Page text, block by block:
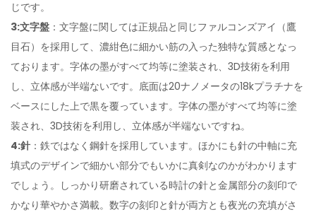
じです。
3:文字盤 ：文字盤に関しては正規品と同じファルコンズアイ（鷹
目石）を採用して、濃紺色に細かい筋の入った独特な質感となっ
ております。字体の墨がすべて均等に塗装され、3D技術を利用
し、立体感が半端ないです。底面は20ナノメータの18kプラチナを
ベースにした上で黒を覆っています。字体の墨がすべて均等に塗
装され、3D技術を利用し、立体感が半端ないですね。
4:針 ：鉄ではなく鋼針を採用しています。ほかにも針の中軸に充
填式のデザインで細かい部分でもいかに真剣なのかがわかります
でしょう。しっかり研磨されている時計の針と金属部分の刻印で
かなり華やかさ満載。数字の刻印と針が両方とも夜光の充填がさ